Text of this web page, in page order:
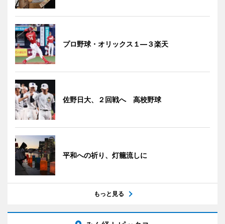
プロ野球・オリックス１―３楽天
佐野日大、２回戦へ 高校野球
平和への祈り、灯籠流しに
もっと見る